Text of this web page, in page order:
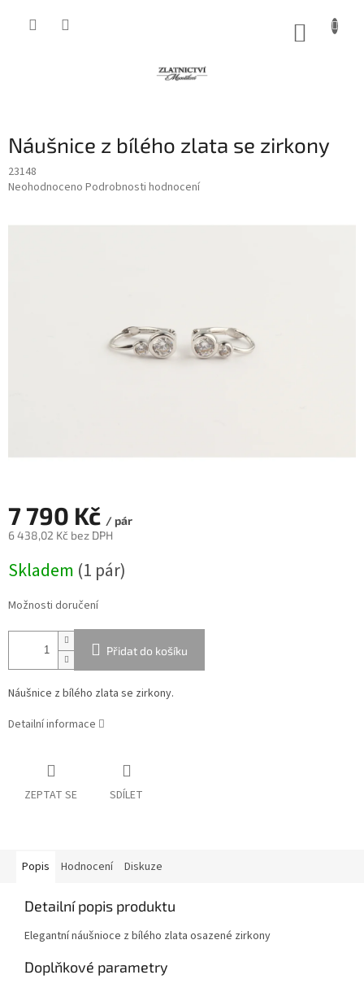
Náušnice z bílého zlata se zirkony
23148
Průměrné
Neohodnoceno Podrobnosti hodnocení
7 790 Kč / pár
6 438,02 Kč bez DPH
cena:
Skladem (1 pár)
Možnosti doručení
Přidat do košíku
Náušnice z bílého zlata se zirkony.
Detailní informace
ZEPTAT SE SDÍLET
Popis Hodnocení Diskuze
Detailní popis produktu
Elegantní náušnioce z bílého zlata osazené zirkony
Doplňkové parametry